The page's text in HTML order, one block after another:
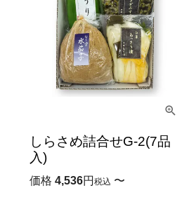
しらさめ詰合せG-2(7品
入)
価格 4,536 税込 〜